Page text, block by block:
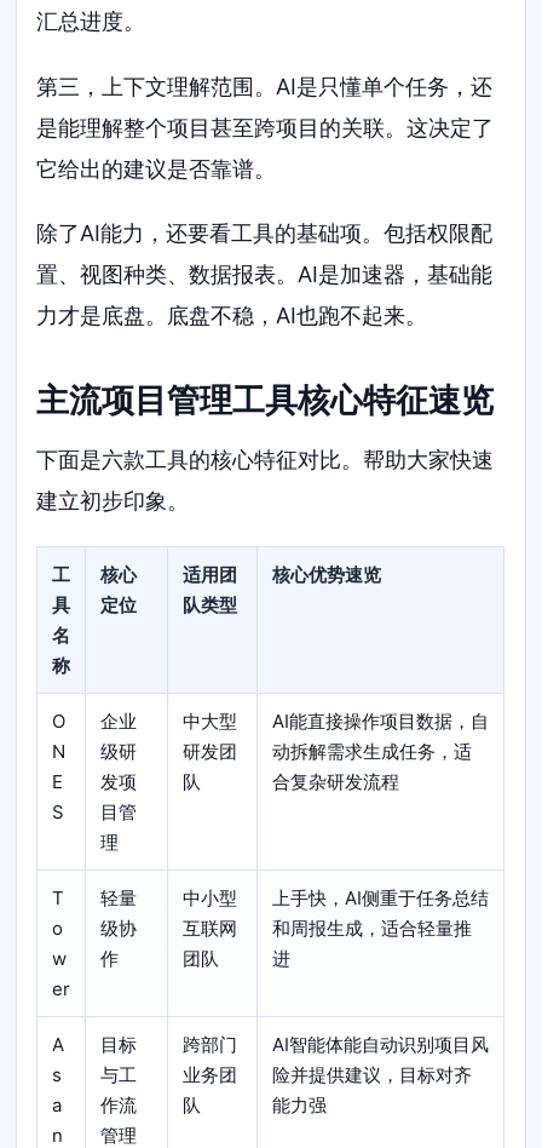
汇总进度。
第三，上下文理解范围。AI是只懂单个任务，还
是能理解整个项目甚至跨项目的关联。这决定了
它给出的建议是否靠谱。
除了AI能力，还要看工具的基础项。包括权限配
置、视图种类、数据报表。AI是加速器，基础能
力才是底盘。底盘不稳，AI也跑不起来。
主流项目管理工具核心特征速览
下面是六款工具的核心特征对比。帮助大家快速
建立初步印象。
工
具
名
称
核心
定位
适用团
队类型
核心优势速览
O
N
E
S
企业
级研
发项
目管
理
中大型
研发团
队
AI能直接操作项目数据，自
动拆解需求生成任务，适
合复杂研发流程
T
o
w
er
轻量
级协
作
中小型
互联网
团队
上手快，AI侧重于任务总结
和周报生成，适合轻量推
进
A
s
a
n
目标
与工
作流
管理
跨部门
业务团
队
AI智能体能自动识别项目风
险并提供建议，目标对齐
能力强